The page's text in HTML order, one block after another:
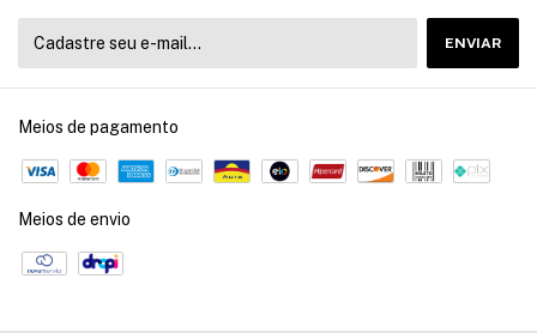
Meios de pagamento
Meios de envio